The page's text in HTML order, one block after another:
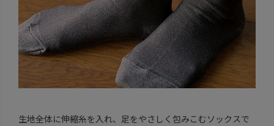
生地全体に伸縮糸を入れ、足をやさしく包みこむソックスで